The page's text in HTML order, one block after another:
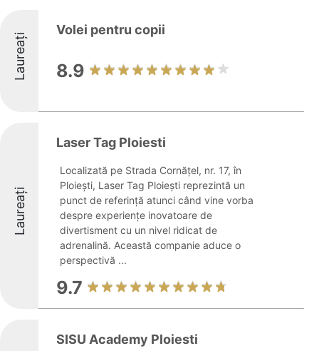
Laureați
Volei pentru copii
8.9
Laureați
Laser Tag Ploiesti
Localizată pe Strada Cornățel, nr. 17, în
Ploiești, Laser Tag Ploiești reprezintă un
punct de referință atunci când vine vorba
despre experiențe inovatoare de
divertisment cu un nivel ridicat de
adrenalină. Această companie aduce o
perspectivă ...
9.7
SISU Academy Ploiesti